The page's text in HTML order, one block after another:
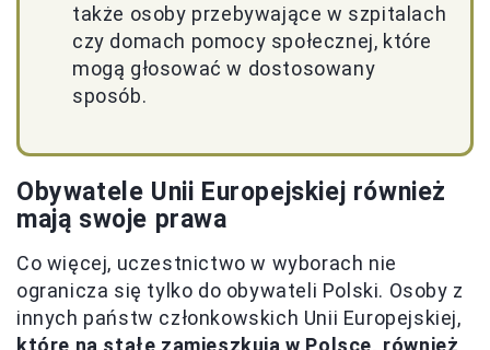
także osoby przebywające w szpitalach
czy domach pomocy społecznej, które
mogą głosować w dostosowany
sposób.
Obywatele Unii Europejskiej również
mają swoje prawa
Co więcej, uczestnictwo w wyborach nie
ogranicza się tylko do obywateli Polski. Osoby z
innych państw członkowskich Unii Europejskiej,
które na stałe zamieszkują w Polsce, również